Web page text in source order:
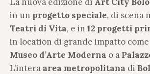
in un progetto speciale, di scena
Teatri di Vita, e in 12 progetti
in location di grande impatto
Museo d’Arte Moderna o a
L’intera area metropolitana di